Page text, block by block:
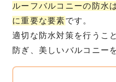
ルーフバルコニーの防水
に重要な要素です。
適切な防水対策を行うこ
防ぎ、美しいバルコニー